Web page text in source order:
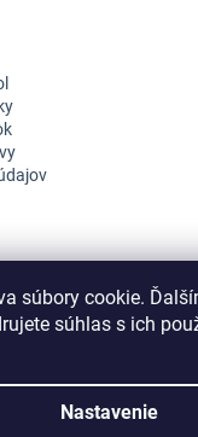
súbory cookie.
súhlas s ich
Nastavenie